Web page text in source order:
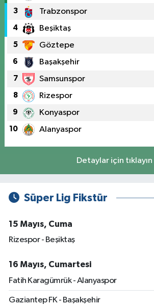
3 Trabzonspor
4 Beşiktaş
5 Göztepe
6 Başakşehir
7 Samsunspor
8 Rizespor
9 Konyaspor
10 Alanyaspor
Detaylar için tıklayın
Süper Lig Fikstür
15 Mayıs, Cuma
Rizespor - Beşiktaş
16 Mayıs, Cumartesi
Fatih Karagümrük - Alanyaspor
Gaziantep FK - Başakşehir